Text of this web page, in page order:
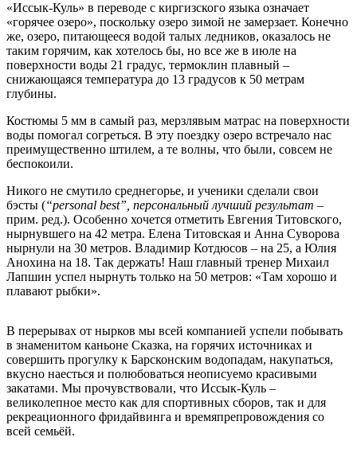
«Иссык-Куль» в переводе с киргизского языка означает
«горячее озеро», поскольку озеро зимой не замерзает. Конечно
же, озеро, питающееся водой талых ледников, оказалось не
таким горячим, как хотелось бы, но все же в июле на
поверхности воды 21 градус, термоклин плавный –
снижающаяся температура до 13 градусов к 50 метрам
глубины.
Костюмы 5 мм в самый раз, мерзлявым матрас на поверхности
воды помогал согреться. В эту поездку озеро встречало нас
преимущественно штилем, а те волны, что были, совсем не
беспокоили.
Никого не смутило среднегорье, и ученики сделали свои
бэсты (“personal best”, персональный лучший результат –
прим. ред.). Особенно хочется отметить Евгения Титовского,
нырнувшего на 42 метра. Елена Титовская и Анна Суворова
нырнули на 30 метров. Владимир Котдюсов – на 25, а Юлия
Анохина на 18. Так держать! Наш главный тренер Михаил
Лапшин успел нырнуть только на 50 метров: «Там хорошо и
плавают рыбки».
В перерывах от нырков мы всей компанией успели побывать
в знаменитом каньоне Сказка, на горячих источниках и
совершить прогулку к Барсконским водопадам, накупаться,
вкусно наесться и полюбоваться неописуемо красивыми
закатами. Мы прочувствовали, что Иссык-Куль –
великолепное место как для спортивных сборов, так и для
рекреационного фридайвинга и времяпрепровождения со
всей семьёй.